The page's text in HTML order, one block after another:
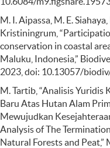
M. I. Aipassa, M. E.
Kristiningrum,
conservation in coastal
Maluku, Indonesia,”
2023, doi: 10.13057/
M. Tartib, “Analisis Yuridis
Baru Atas Hutan Alam
Mewujudkan
Analysis of The
Natural Forests and Peat,”